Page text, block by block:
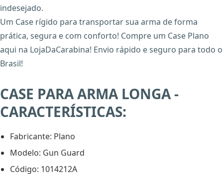
indesejado.
Um Case rígido para transportar sua arma de forma
prática, segura e com conforto! Compre um Case Plano
aqui na LojaDaCarabina! Envio rápido e seguro para todo o
Brasil!
CASE PARA ARMA LONGA -
CARACTERÍSTICAS:
Fabricante: Plano
Modelo: Gun Guard
Código: 1014212A